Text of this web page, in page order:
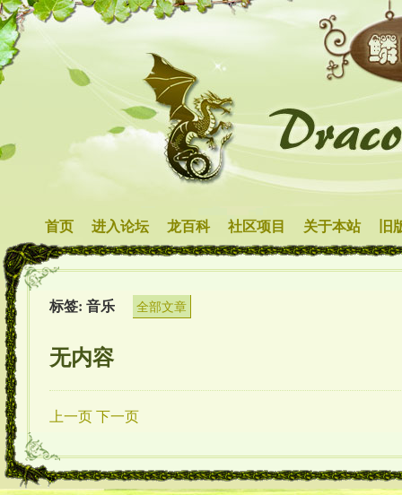
首页 进入论坛 龙百科 社区项目 关于本站 旧
标签: 音乐 全部文章
无内容
上一页下一页